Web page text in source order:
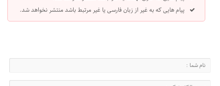
پیام هایی که به غیر از زبان فارسی یا غیر مرتبط باشد منتشر نخواهد شد.